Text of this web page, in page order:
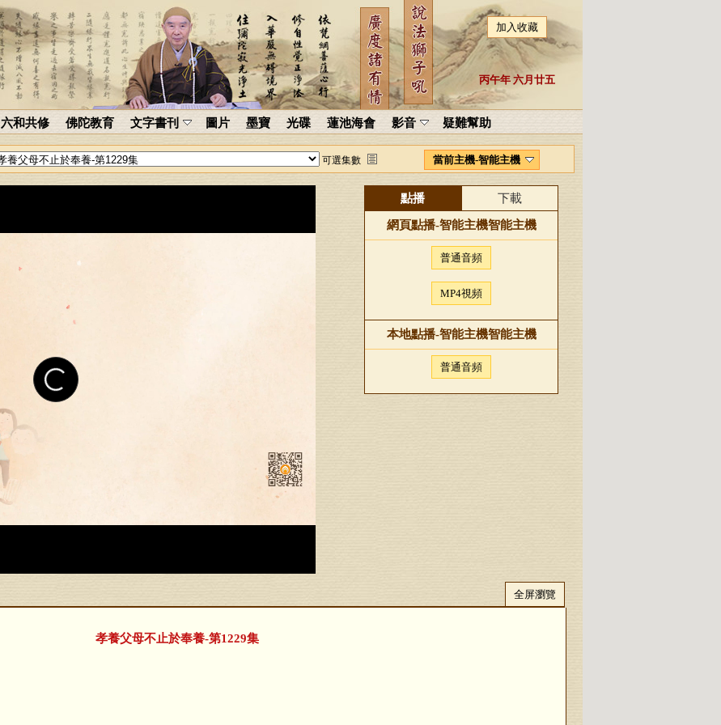
加入收藏
丙午年 六月廿五
六和共修 佛陀教育 文字書刊 圖片 墨寶 光碟 蓮池海會 影音 疑難幫助
可選集數 當前主機-智能主機
點播 下載
網頁點播-智能主機智能主機
普通音頻
MP4視頻
本地點播-智能主機智能主機
普通音頻
全屏瀏覽
孝養父母不止於奉養-第1229集